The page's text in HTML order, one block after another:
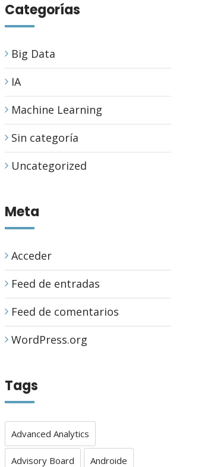
Categorías
Big Data
IA
Machine Learning
Sin categoría
Uncategorized
Meta
Acceder
Feed de entradas
Feed de comentarios
WordPress.org
Tags
Advanced Analytics
Advisory Board Androide